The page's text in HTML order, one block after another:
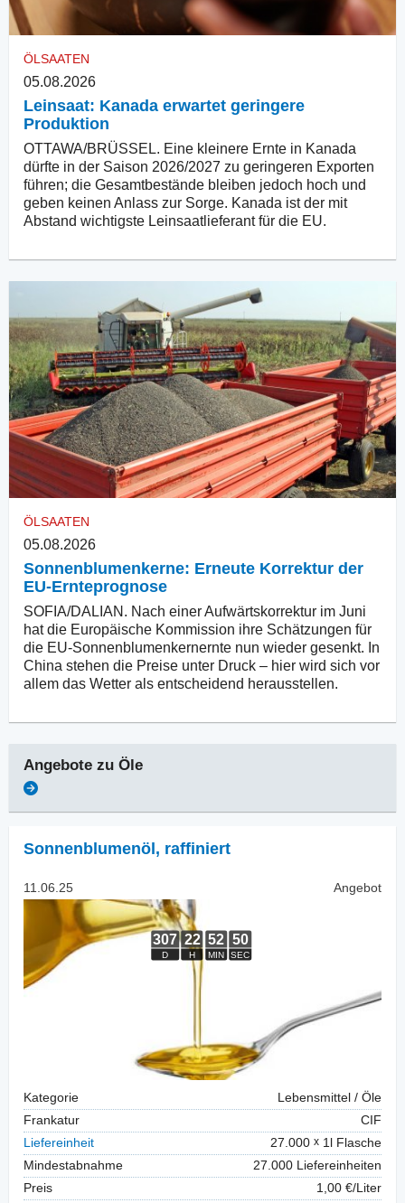
ÖLSAATEN
05.08.2026
Leinsaat: Kanada erwartet geringere
Produktion
OTTAWA/BRÜSSEL. Eine kleinere Ernte in Kanada
dürfte in der Saison 2026/2027 zu geringeren Exporten
führen; die Gesamtbestände bleiben jedoch hoch und
geben keinen Anlass zur Sorge. Kanada ist der mit
Abstand wichtigste Leinsaatlieferant für die EU.
ÖLSAATEN
05.08.2026
Sonnenblumenkerne: Erneute Korrektur der
EU-Ernteprognose
SOFIA/DALIAN. Nach einer Aufwärtskorrektur im Juni
hat die Europäische Kommission ihre Schätzungen für
die EU-Sonnenblumenkernernte nun wieder gesenkt. In
China stehen die Preise unter Druck – hier wird sich vor
allem das Wetter als entscheidend herausstellen.
Angebote zu Öle
Sonnenblumenöl , raffiniert
11.06.25 Angebot
Kategorie
Lebensmittel / Öle
Frankatur
CIF
Liefereinheit
27.000
1l Flasche
Mindestabnahme
27.000 Liefereinheiten
Preis
1,00 €/Liter